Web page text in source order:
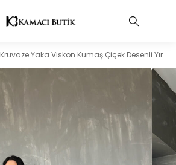
Kruvaze Yaka Viskon Kumaş Çiçek Desenli Yırtmaç Detaylı Yazlık Elbise